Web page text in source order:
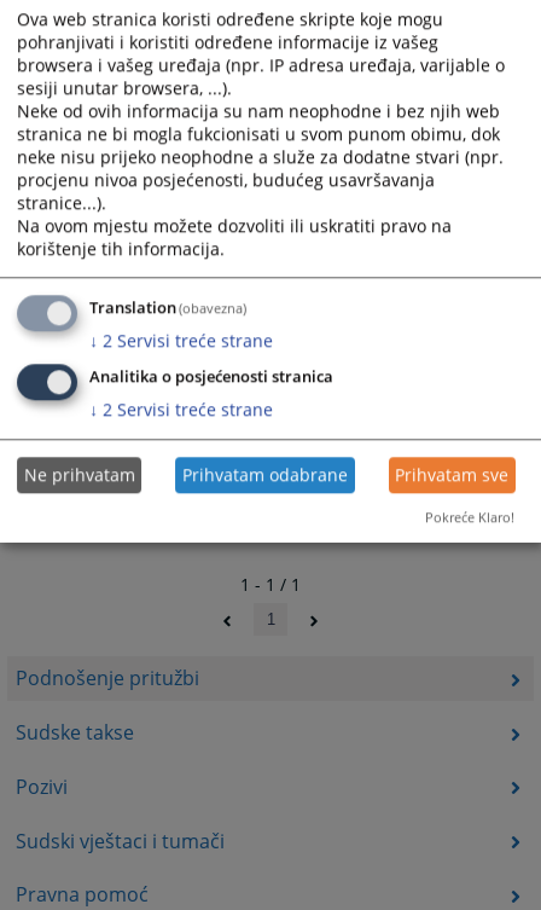
Podnošenje pritužbi
Sudske takse
Pozivi
Sudski vještaci i tumači
Pravna pomoć
4589
Linkovi
VSTV
1 - 1 / 1
1
Ova web stranica koristi određene skripte koje mogu
pohranjivati i koristiti određene informacije iz vašeg
browsera i vašeg uređaja (npr. IP adresa uređaja, varijable o
sesiji unutar browsera, ...).
Neke od ovih informacija su nam neophodne i bez njih web
stranica ne bi mogla fukcionisati u svom punom obimu, dok
neke nisu prijeko neophodne a služe za dodatne stvari (npr.
procjenu nivoa posjećenosti, budućeg usavršavanja
stranice...).
Na ovom mjestu možete dozvoliti ili uskratiti pravo na
korištenje tih informacija.
Translation(obavezna)
↓ 2 Servisi treće strane
Analitika o posjećenosti stranica
↓ 2 Servisi treće strane
Ne prihvatam Prihvatam odabrane Prihvatam sve
Pokreće Klaro!